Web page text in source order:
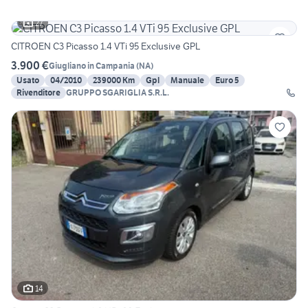
27
CITROEN C3 Picasso 1.4 VTi 95 Exclusive GPL
3.900 €Giugliano in Campania (NA)
Usato
04/2010 239000 Km Gpl Manuale
Euro 5
Rivenditore GRUPPO SGARIGLIA S.R.L.
14